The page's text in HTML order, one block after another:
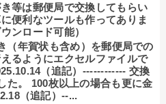
等は郵便局で交換してもらい
便利なツールも作ってありま
ンロード可能）
（年賀状も含め）を郵便局での
るようにエクセルファイルで
（追記）------------ 交換
た。 100枚以上の場合も更に金
（追記）--...